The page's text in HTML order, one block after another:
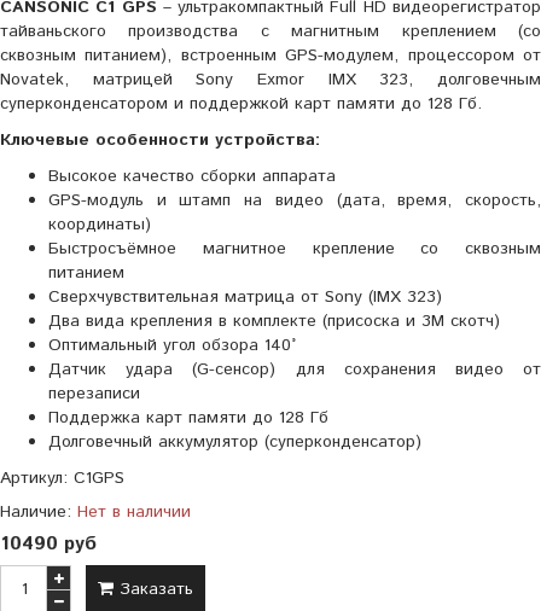
CANSONIC C1 GPS – ультракомпактный Full HD видеорегистратор
тайваньского производства с магнитным креплением (со
сквозным питанием), встроенным GPS-модулем, процессором от
Novatek, матрицей Sony Exmor IMX 323, долговечным
суперконденсатором и поддержкой карт памяти до 128 Гб.
Ключевые особенности устройства:
Высокое качество сборки аппарата
GPS-модуль и штамп на видео (дата, время, скорость,
координаты)
Быстросъёмное магнитное крепление со сквозным
питанием
Сверхчувствительная матрица от Sony (IMX 323)
Два вида крепления в комплекте (присоска и 3М скотч)
Оптимальный угол обзора 140°
Датчик удара (G-сенсор) для сохранения видео от
перезаписи
Поддержка карт памяти до 128 Гб
Долговечный аккумулятор (суперконденсатор)
Артикул: C1GPS
Наличие: Нет в наличии
10490 руб
Заказать